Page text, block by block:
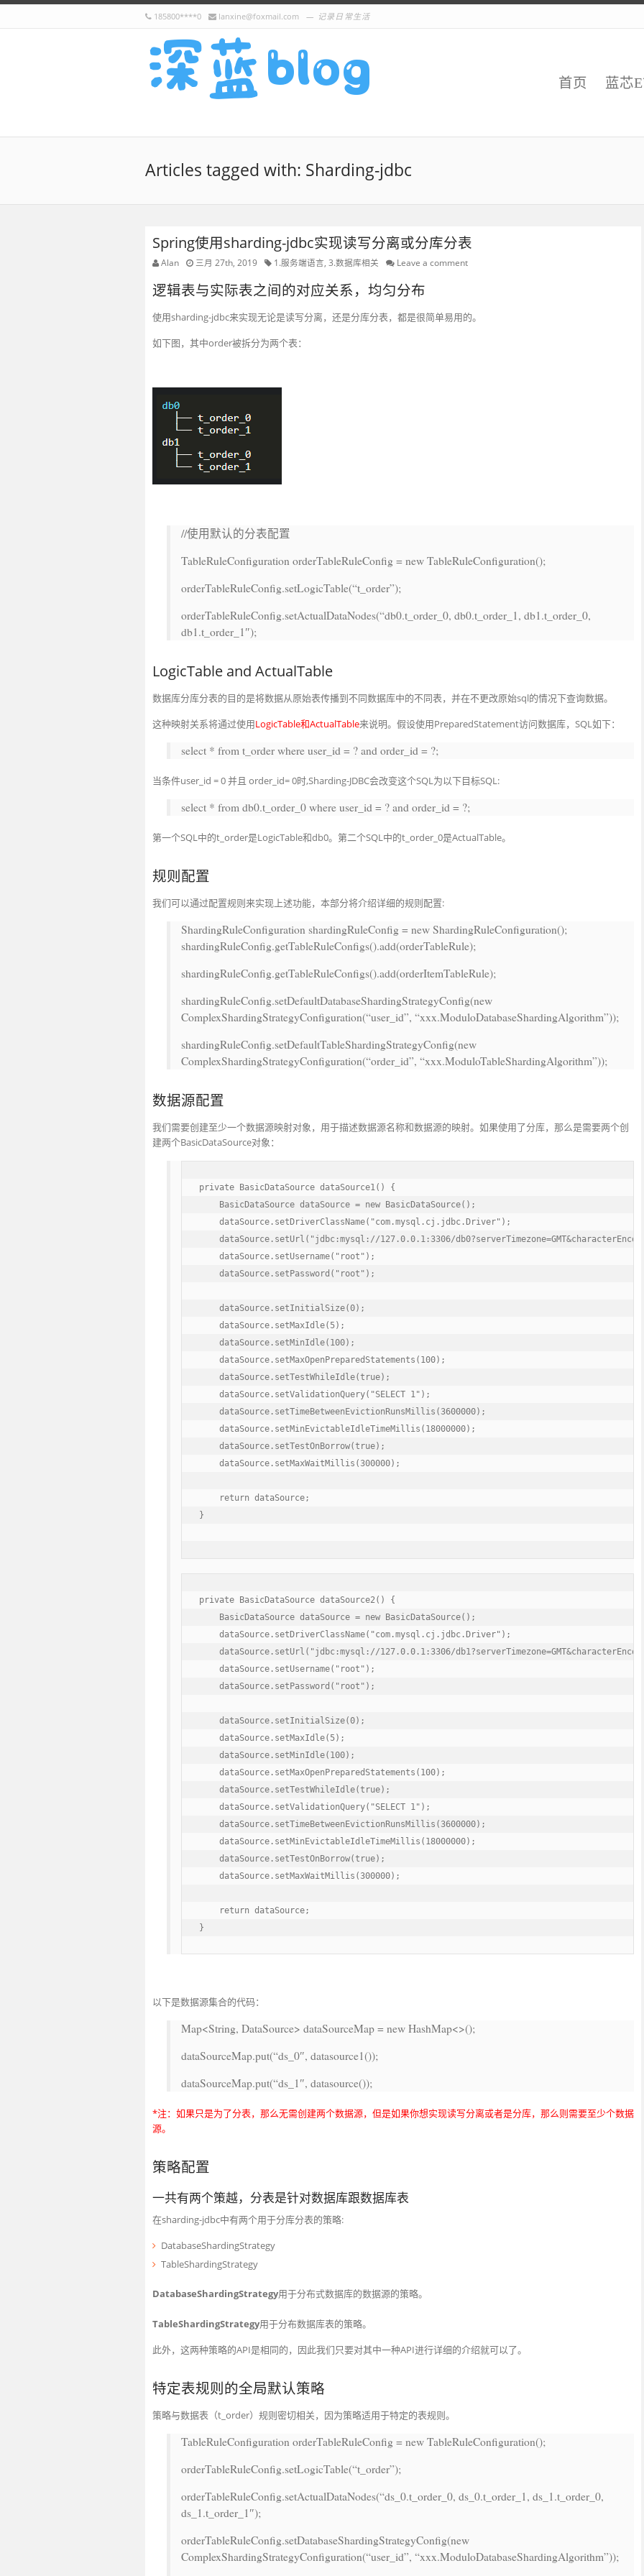
185800****0 lanxine@foxmail.com 记录日常生活
首页 蓝芯
Articles tagged with: Sharding-jdbc
Spring使用sharding-jdbc实现读写分离或分库分表
Alan 三月 27th, 2019 1.服务端语言 3.数据库相关 Leave a comment
逻辑表与实际表之间的对应关系， 均匀分布
使用sharding-jdbc来实现无论是读写分离，还是分库分表，都是很简单易用的。
如下图，其中order被拆分为两个表：
//使用默认的分表配置
TableRuleConfiguration orderTableRuleConfig = new TableRuleConfiguration();
orderTableRuleConfig.setLogicTable(“t_order”);
orderTableRuleConfig.setActualDataNodes(“db0.t_order_0, db0.t_order_1, db1.t_order_0,
db1.t_order_1″);
LogicTable and ActualTable
数据库分库分表的目的是将数据从原始表传播到不同数据库中的不同表，并在不更改原始sql的情况下查询数据。
这种映射关系将通过使用LogicTable和ActualTable来说明。 假设使用PreparedStatement访问数据库，SQL如下：
select * from t_order where user_id = ? and order_id = ?;
当条件user_id = 0 并且 order_id= 0时,Sharding-JDBC会改变这个SQL为以下目标SQL:
select * from db0.t_order_0 where user_id = ? and order_id = ?;
第一个SQL中的t_order是LogicTable和db0。 第二个SQL中的t_order_0是ActualTable。
规则配置
我们可以通过配置规则来实现上述功能，本部分将介绍详细的规则配置:
ShardingRuleConfiguration shardingRuleConfig = new ShardingRuleConfiguration();
shardingRuleConfig.getTableRuleConfigs().add(orderTableRule);
shardingRuleConfig.getTableRuleConfigs().add(orderItemTableRule);
shardingRuleConfig.setDefaultDatabaseShardingStrategyConfig(new
ComplexShardingStrategyConfiguration(“user_id”, “xxx.ModuloDatabaseShardingAlgorithm”));
shardingRuleConfig.setDefaultTableShardingStrategyConfig(new
ComplexShardingStrategyConfiguration(“order_id”, “xxx.ModuloTableShardingAlgorithm”));
数据源配置
我们需要创建至少一个数据源映射对象，用于描述数据源名称和数据源的映射。如果使用了分库，那么是需要两个创
建两个BasicDataSource对象：
private BasicDataSource dataSource1() {
    BasicDataSource dataSource = new BasicDataSource();
    dataSource.setDriverClassName("com.mysql.cj.jdbc.Driver");
dataSource.setUrl("jdbc:mysql://127.0.0.1:3306/
    dataSource.setUsername("root");
    dataSource.setPassword("root");
    dataSource.setInitialSize(0);
    dataSource.setMaxIdle(5);
    dataSource.setMinIdle(100);
    dataSource.setMaxOpenPreparedStatements(100);
    dataSource.setTestWhileIdle(true);
    dataSource.setValidationQuery("SELECT 1");
    dataSource.setTimeBetweenEvictionRunsMillis(3600000);
    dataSource.setMinEvictableIdleTimeMillis(18000000);
    dataSource.setTestOnBorrow(true);
    dataSource.setMaxWaitMillis(300000);
    return dataSource;
}
private BasicDataSource dataSource2() {
    BasicDataSource dataSource = new BasicDataSource();
    dataSource.setDriverClassName("com.mysql.cj.jdbc.Driver");
dataSource.setUrl("jdbc:mysql://127.0.0.1:3306/
    dataSource.setUsername("root");
    dataSource.setPassword("root");
    dataSource.setInitialSize(0);
    dataSource.setMaxIdle(5);
    dataSource.setMinIdle(100);
    dataSource.setMaxOpenPreparedStatements(100);
    dataSource.setTestWhileIdle(true);
    dataSource.setValidationQuery("SELECT 1");
    dataSource.setTimeBetweenEvictionRunsMillis(3600000);
    dataSource.setMinEvictableIdleTimeMillis(18000000);
    dataSource.setTestOnBorrow(true);
    dataSource.setMaxWaitMillis(300000);
    return dataSource;
}
以下是数据源集合的代码：
Map<String, DataSource> dataSourceMap = new HashMap<>();
dataSourceMap.put(“ds_0″, datasource1());
dataSourceMap.put(“ds_1″, datasource());
*注：如果只是为了分表，那么无需创建两个数据源，但是如果你想实现读写分离或者是分库，那么则需要至少个数据
源。
策略配置
一共有两个策越，分表是针对数据库跟数据库表
在sharding-jdbc中有两个用于分库分表的策略:
DatabaseShardingStrategy
TableShardingStrategy
DatabaseShardingStrategy用于分布式数据库的数据源的策略。
TableShardingStrategy用于分布数据库表的策略。
此外，这两种策略的API是相同的，因此我们只要对其中一种API进行详细的介绍就可以了。
特定表规则的全局默认策略
策略与数据表（t_order）规则密切相关，因为策略适用于特定的表规则。
TableRuleConfiguration orderTableRuleConfig = new TableRuleConfiguration();
orderTableRuleConfig.setLogicTable(“t_order”);
orderTableRuleConfig.setActualDataNodes(“ds_0.t_order_0, ds_0.t_order_1, ds_1.t_order_0,
ds_1.t_order_1″);
orderTableRuleConfig.setDatabaseShardingStrategyConfig(new
ComplexShardingStrategyConfiguration(“user_id”, “xxx.ModuloDatabaseShardingAlgorithm”));